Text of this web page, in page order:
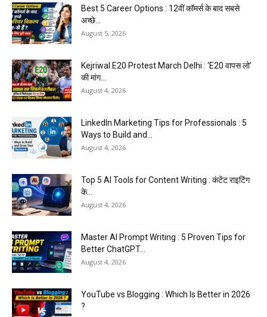
Best 5 Career Options : 12वीं कॉमर्स के बाद सबसे
अच्छे...
August 5, 2026
Kejriwal E20 Protest March Delhi : ‘E20 वापस लो’
की मांग...
August 4, 2026
LinkedIn Marketing Tips for Professionals : 5
Ways to Build and...
August 4, 2026
Top 5 AI Tools for Content Writing : कंटेंट राइटिंग
के...
August 4, 2026
Master AI Prompt Writing : 5 Proven Tips for
Better ChatGPT...
August 4, 2026
YouTube vs Blogging : Which Is Better in 2026
?